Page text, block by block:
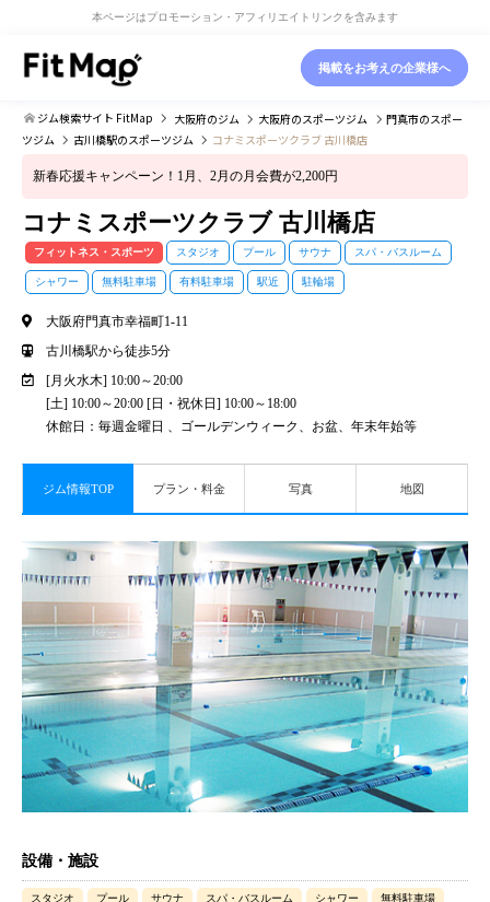
本ページはプロモーション・アフィリエイトリンクを含みます
掲載をお考えの企業様へ
ジム検索サイト FitMap 大阪府のジム 大阪府のスポーツジム 門真市のスポー
ツジム
古川橋駅のスポーツジム コナミスポーツクラブ 古川橋店
新春応援キャンペーン！1月、2月の月会費が2,200円
コナミスポーツクラブ 古川橋店
フィットネス・スポーツ スタジオ プール サウナ スパ・バスルーム
シャワー 無料駐車場 有料駐車場 駅近 駐輪場
大阪府門真市幸福町1-11
古川橋駅から徒歩5分
[月火水木] 10:00～20:00
[土] 10:00～20:00 [日・祝休日] 10:00～18:00
休館日：毎週金曜日 、ゴールデンウィーク、お盆、年末年始等
ジム情報TOP プラン・料金 写真 地図
設備・施設
スタジオ プール サウナ スパ・バスルーム シャワー
無料駐車場